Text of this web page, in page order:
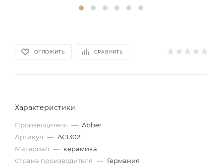
ОТЛОЖИТЬ СРАВНИТЬ
Характеристики
Производитель — Abber
Артикул — AC1302
Материал — керамика
Страна производителя — Германия